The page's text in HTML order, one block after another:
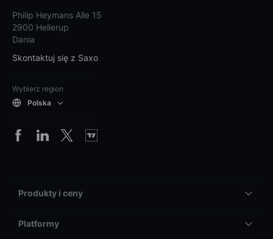
Philip Heymans Alle 15
2900 Hellerup
Dania
Skontaktuj się z Saxo
Wybierz region
Polska
Produkty i ceny
Platformy